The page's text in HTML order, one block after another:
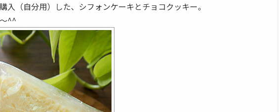
入（自分用）した、シフォンケーキとチョコクッキー。
^^